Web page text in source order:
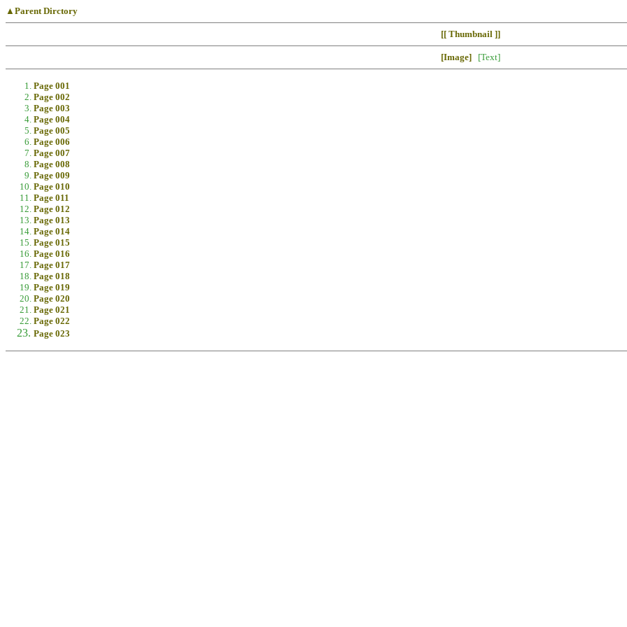
▲Parent Dirctory
[[ Thumbnail ]]
[Image][Text]
Page 001
Page 002
Page 003
Page 004
Page 005
Page 006
Page 007
Page 008
Page 009
Page 010
Page 011
Page 012
Page 013
Page 014
Page 015
Page 016
Page 017
Page 018
Page 019
Page 020
Page 021
Page 022
Page 023